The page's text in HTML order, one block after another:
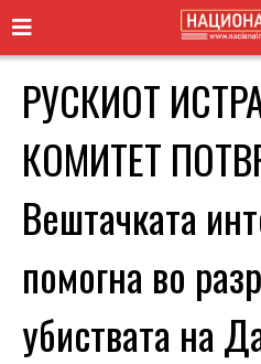
РУСКИОТ
КОМИТЕТ
Вештачката
помогна во
убиствата на